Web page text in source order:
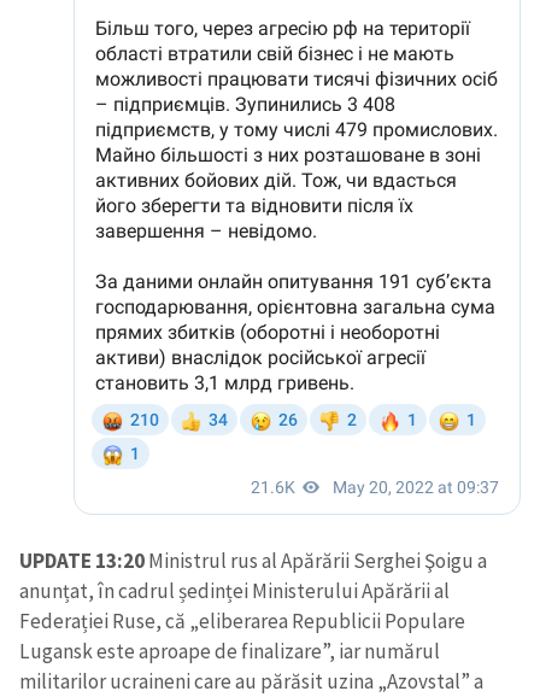
UPDATE 13:20Ministrul rus al Apărării Serghei Şoigu a
anunțat, în cadrul ședinței Ministerului Apărării al
Federației Ruse, că „eliberarea Republicii Populare
Lugansk este aproape de finalizare”, iar numărul
militarilor ucraineni care au părăsit uzina „Azovstal” a